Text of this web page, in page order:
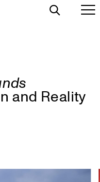
Toggle
and Reality